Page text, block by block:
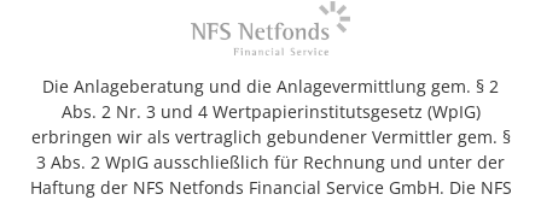
Die Anlageberatung und die Anlagevermittlung gem. § 2
Abs. 2 Nr. 3 und 4 Wertpapierinstitutsgesetz (WpIG)
erbringen wir als vertraglich gebundener Vermittler gem. §
3 Abs. 2 WpIG ausschließlich für Rechnung und unter der
Haftung der NFS Netfonds Financial Service GmbH. Die NFS